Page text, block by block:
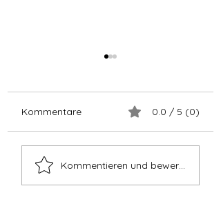
Wirf all deine Sorgen
auf Gott | Spirituelle
Erneuerung | Traum 🚿
Kommentare 0.0 / 5 (0)
Kommentieren und bewerten...